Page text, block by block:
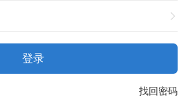
登录
找回密码